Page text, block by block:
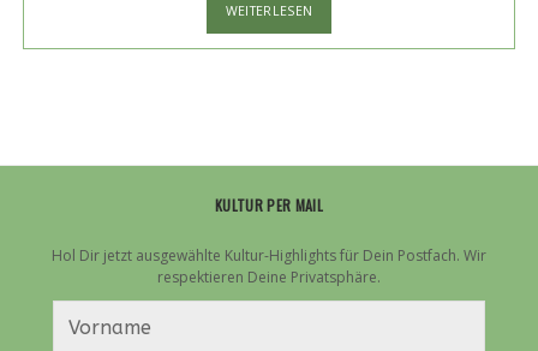
WEITERLESEN
UND
PAUL
KULTUR PER MAIL
Hol Dir jetzt ausgewählte Kultur-Highlights für Dein Postfach. Wir
respektieren Deine Privatsphäre.